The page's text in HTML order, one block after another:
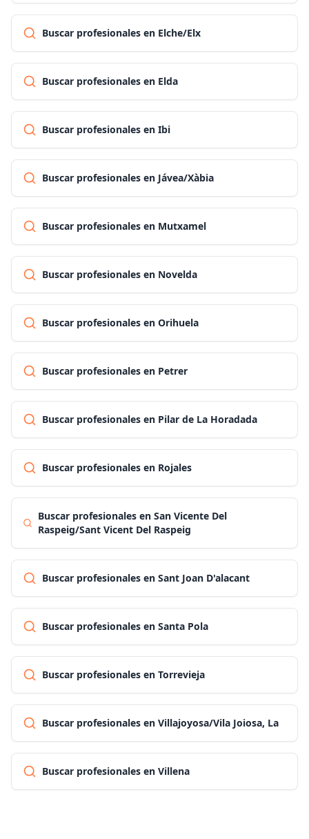
Buscar profesionales en Elche/Elx
Buscar profesionales en Elda
Buscar profesionales en Ibi
Buscar profesionales en Jávea/Xàbia
Buscar profesionales en Mutxamel
Buscar profesionales en Novelda
Buscar profesionales en Orihuela
Buscar profesionales en Petrer
Buscar profesionales en Pilar de La Horadada
Buscar profesionales en Rojales
Buscar profesionales en San Vicente Del
Raspeig/Sant Vicent Del Raspeig
Buscar profesionales en Sant Joan D'alacant
Buscar profesionales en Santa Pola
Buscar profesionales en Torrevieja
Buscar profesionales en Villajoyosa/Vila Joiosa, La
Buscar profesionales en Villena